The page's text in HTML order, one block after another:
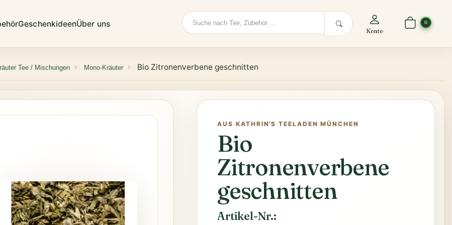
GeschenkideenÜber uns
Suche
Konto
0
Tee / Mischungen Mono-Kräuter Bio Zitronenverbene geschnitten
AUS KATHRIN'S TEELADEN MÜNCHEN
Bio
Zitronenverbene
geschnitten
Artikel-Nr.: